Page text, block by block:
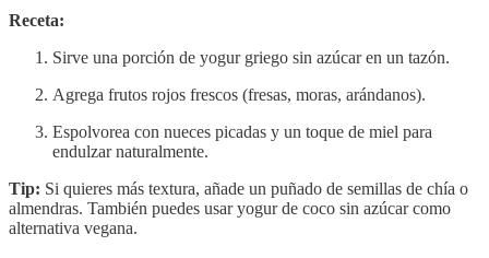
Receta:
Sirve una porción de yogur griego sin azúcar en un tazón.
Agrega frutos rojos frescos (fresas, moras, arándanos).
Espolvorea con nueces picadas y un toque de miel para
endulzar naturalmente.
Tip: Si quieres más textura, añade un puñado de semillas de chía o
almendras. También puedes usar yogur de coco sin azúcar como
alternativa vegana.